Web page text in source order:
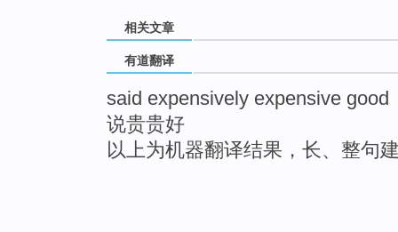
相关文章
有道翻译
said expensively expensive good
说贵贵好
以上为机器翻译结果，长、整句